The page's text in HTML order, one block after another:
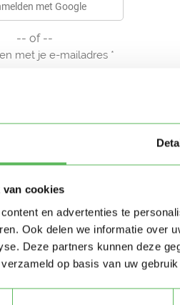
van cookies
en advertenties te
Ook delen we informatie over
Deze partners kunnen deze
op basis van uw
met Google
-- of --
met je e-mailadres